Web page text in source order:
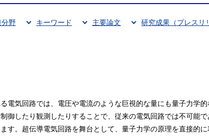
分野 キーワード 主要論文 研究成果（プレスリ
電気回路では、電圧や電流のような巨視的な量にも量子力学的
御したり観測したりすることで、従来の電気回路では不可能
す。超伝導電気回路を舞台として、量子力学の原理を直接的